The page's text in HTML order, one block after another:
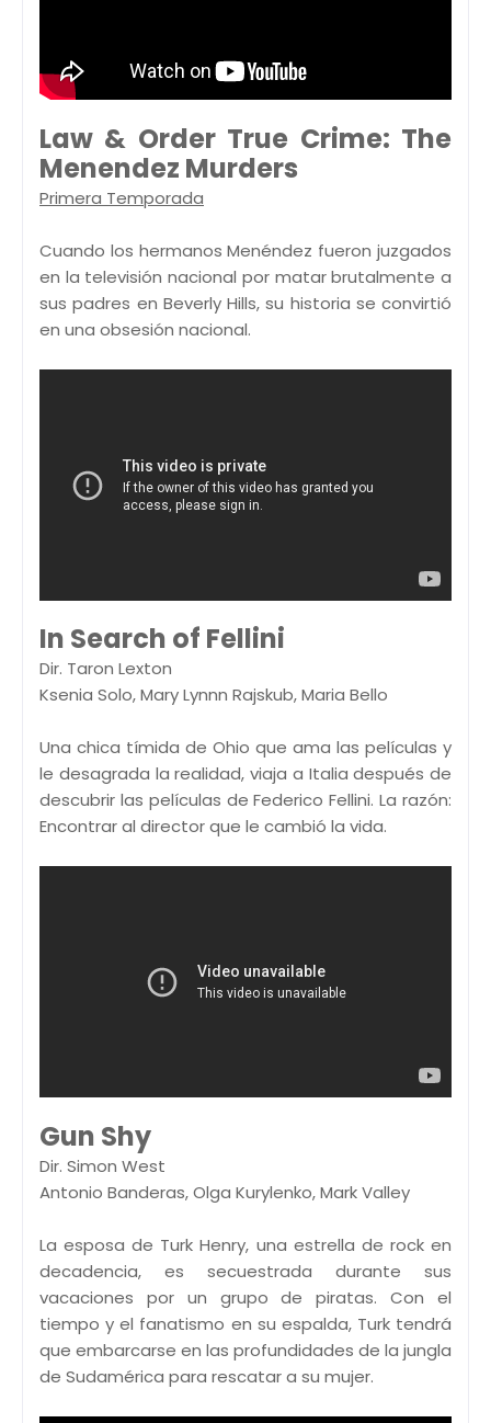
Law & Order True Crime: The
Menendez Murders
Primera Temporada
Cuando los hermanos Menéndez fueron juzgados
en la televisión nacional por matar brutalmente a
sus padres en Beverly Hills, su historia se convirtió
en una obsesión nacional.
In Search of Fellini
Dir. Taron Lexton
Ksenia Solo, Mary Lynnn Rajskub, Maria Bello
Una chica tímida de Ohio que ama las películas y
le desagrada la realidad, viaja a Italia después de
descubrir las películas de Federico Fellini. La razón:
Encontrar al director que le cambió la vida.
Gun Shy
Dir. Simon West
Antonio Banderas, Olga Kurylenko, Mark Valley
La esposa de Turk Henry, una estrella de rock en
decadencia, es secuestrada durante sus
vacaciones por un grupo de piratas. Con el
tiempo y el fanatismo en su espalda, Turk tendrá
que embarcarse en las profundidades de la jungla
de Sudamérica para rescatar a su mujer.